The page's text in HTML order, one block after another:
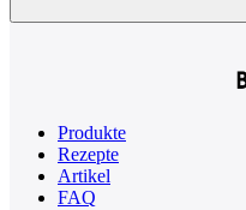
Produkte
Rezepte
Artikel
FAQ